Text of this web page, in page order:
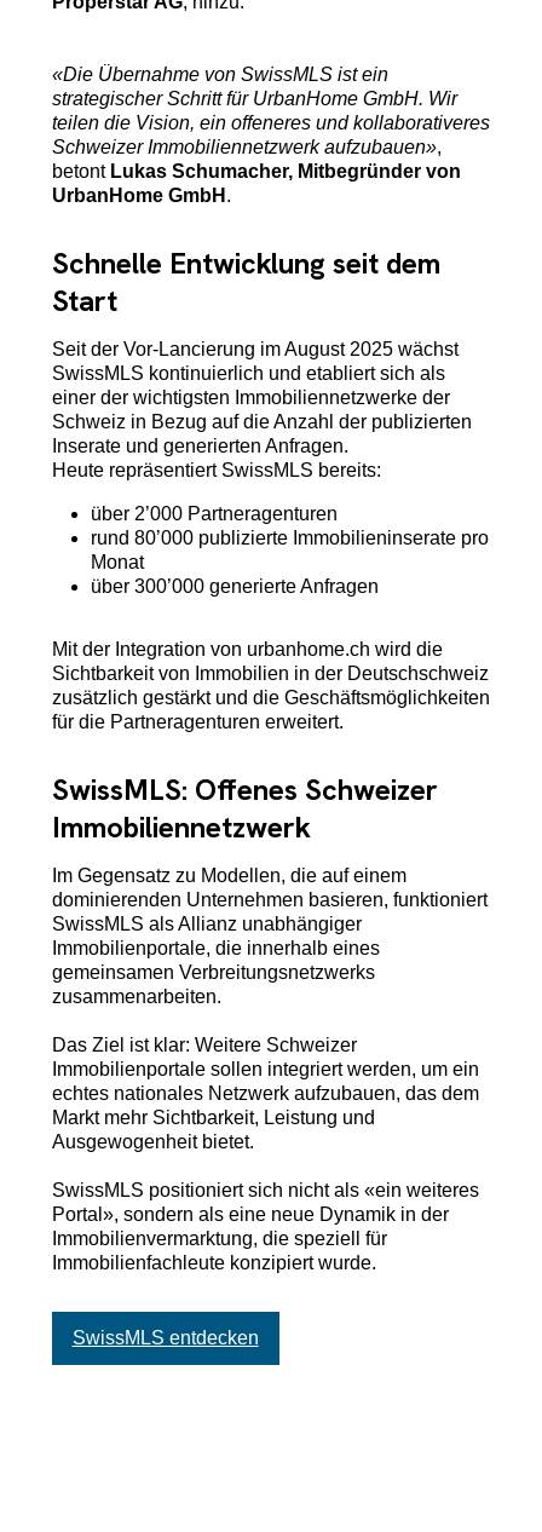
«Die Übernahme von SwissMLS ist ein
strategischer Schritt für UrbanHome GmbH. Wir
teilen die Vision, ein offeneres und kollaborativeres
Schweizer Immobiliennetzwerk aufzubauen»,
betont Lukas Schumacher, Mitbegründer von
UrbanHome GmbH .
Schnelle Entwicklung seit dem
Start
Seit der Vor-Lancierung im August 2025 wächst
SwissMLS kontinuierlich und etabliert sich als
einer der wichtigsten Immobiliennetzwerke der
Schweiz in Bezug auf die Anzahl der publizierten
Inserate und generierten Anfragen.
Heute repräsentiert SwissMLS bereits:
über 2’000 Partneragenturen
rund 80’000 publizierte Immobilieninserate pro
Monat
über 300’000 generierte Anfragen
Mit der Integration von urbanhome.ch wird die
Sichtbarkeit von Immobilien in der Deutschschweiz
zusätzlich gestärkt und die Geschäftsmöglichkeiten
für die Partneragenturen erweitert.
SwissMLS: Offenes Schweizer
Immobiliennetzwerk
Im Gegensatz zu Modellen, die auf einem
dominierenden Unternehmen basieren, funktioniert
SwissMLS als Allianz unabhängiger
Immobilienportale, die innerhalb eines
gemeinsamen Verbreitungsnetzwerks
zusammenarbeiten.
Das Ziel ist klar: Weitere Schweizer
Immobilienportale sollen integriert werden, um ein
echtes nationales Netzwerk aufzubauen, das dem
Markt mehr Sichtbarkeit, Leistung und
Ausgewogenheit bietet.
SwissMLS positioniert sich nicht als «ein weiteres
Portal», sondern als eine neue Dynamik in der
Immobilienvermarktung, die speziell für
Immobilienfachleute konzipiert wurde.
SwissMLS entdecken